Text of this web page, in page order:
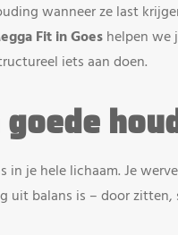
wanneer ze last
Fit in Goeshelpen we
iets aan doen.
in je hele lichaam. Je
uit balans is – door